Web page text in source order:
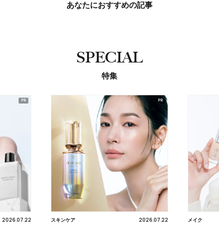
あなたにおすすめの記事
SPECIAL
特集
2026.07.22 スキンケア 2026.07.22 メイク